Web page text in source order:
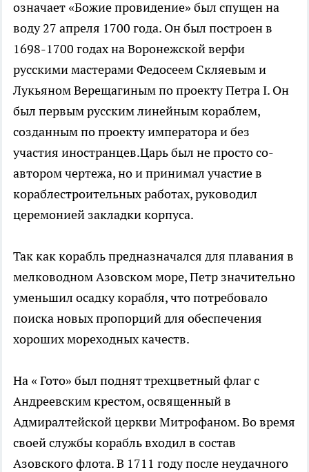
означает «Божие провидение» был спущен на
воду 27 апреля 1700 года. Он был построен в
1698-1700 годах на Воронежской верфи
русскими мастерами Федосеем Скляевым и
Лукьяном Верещагиным по проекту Петра I. Он
был первым русским линейным кораблем,
созданным по проекту императора и без
участия иностранцев.Царь был не просто со-
автором чертежа, но и принимал участие в
кораблестроительных работах, руководил
церемонией закладки корпуса.
Так как корабль предназначался для плавания в
мелководном Азовском море, Петр значительно
уменьшил осадку корабля, что потребовало
поиска новых пропорций для обеспечения
хороших мореходных качеств.
На « Гото» был поднят трехцветный флаг с
Андреевским крестом, освященный в
Адмиралтейской церкви Митрофаном. Во время
своей службы корабль входил в состав
Азовского флота. В 1711 году после неудачного